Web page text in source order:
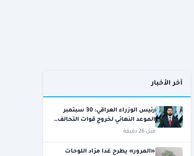
آخر الأخبار
رئيس الوزراء العراقي: 30 سبتمبر
الموعد النهائي لخروج قوات التحالف…
قبل 26 دقيقة
«المرور» يطرح غدا مزاد اللوحات